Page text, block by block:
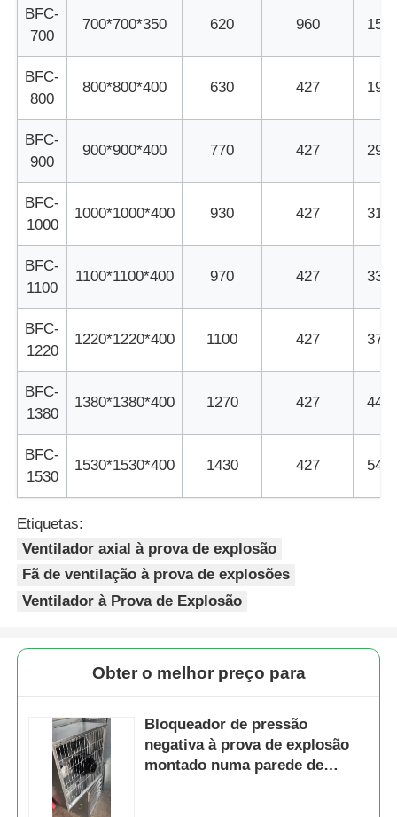
BFC-
700
700*700*350 620 960
BFC-
800
800*800*400 630 427
BFC-
900
900*900*400 770 427
BFC-
1000
1000*1000*400 930 427
BFC-
1100
1100*1100*400 970 427
BFC-
1220
1220*1220*400 1100 427
BFC-
1380
1380*1380*400 1270 427
BFC-
1530
1530*1530*400 1430 427
Etiquetas:
Ventilador axial à prova de explosão
Fã de ventilação à prova de explosões
Ventilador à Prova de Explosão
Obter o melhor preço para
Bloqueador de pressão
negativa à prova de explosão
montado numa parede de